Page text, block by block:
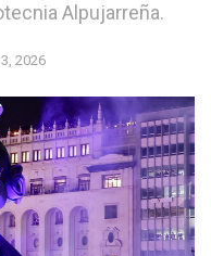
Alpujarreña.
2026